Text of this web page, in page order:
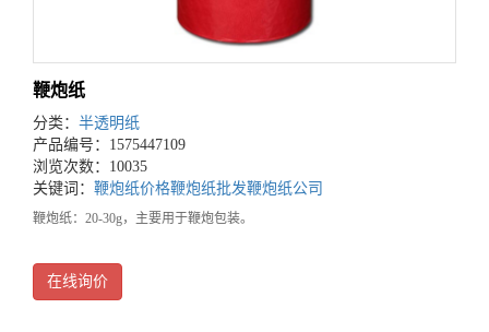
鞭炮纸
分类： 半透明纸
产品编号：1575447109
浏览次数：10035
关键词： 鞭炮纸价格鞭炮纸批发鞭炮纸公司
鞭炮纸：20-30g，主要用于鞭炮包装。
在线询价